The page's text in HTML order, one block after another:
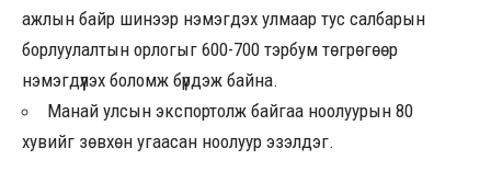
ажлын байр шинээр нэмэгдэх улмаар тус салбарын
борлуулалтын орлогыг 600-700 тэрбум төгрөгөөр
нэмэгдүүлэх боломж бүрдэж байна.
Манай улсын экспортолж байгаа ноолуурын 80
хувийг зөвхөн угаасан ноолуур эзэлдэг.